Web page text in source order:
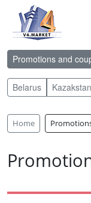
Promotions and
Belarus Kazakstan
Home